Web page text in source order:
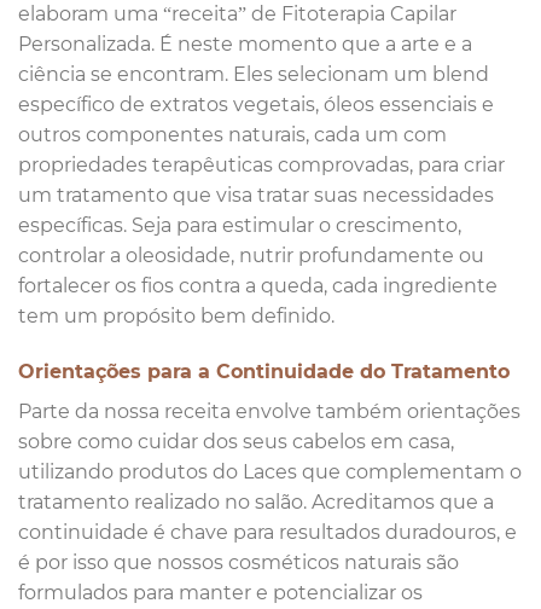
elaboram uma “receita” de Fitoterapia Capilar
Personalizada. É neste momento que a arte e a
ciência se encontram. Eles selecionam um blend
específico de extratos vegetais, óleos essenciais e
outros componentes naturais, cada um com
propriedades terapêuticas comprovadas, para criar
um tratamento que visa tratar suas necessidades
específicas. Seja para estimular o crescimento,
controlar a oleosidade, nutrir profundamente ou
fortalecer os fios contra a queda, cada ingrediente
tem um propósito bem definido.
Orientações para a Continuidade do Tratamento
Parte da nossa receita envolve também orientações
sobre como cuidar dos seus cabelos em casa,
utilizando produtos do Laces que complementam o
tratamento realizado no salão. Acreditamos que a
continuidade é chave para resultados duradouros, e
é por isso que nossos cosméticos naturais são
formulados para manter e potencializar os